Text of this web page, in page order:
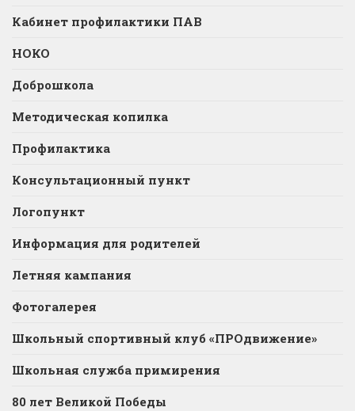
Кабинет профилактики ПАВ
НОКО
Доброшкола
Методическая копилка
Профилактика
Консультационный пункт
Логопункт
Информация для родителей
Летняя кампания
Фотогалерея
Школьный спортивный клуб «ПРОдвижение»
Школьная служба примирения
80 лет Великой Победы